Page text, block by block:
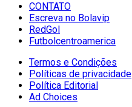
CONTATO
Escreva no Bolavip
RedGol
Futbolcentroamerica
Termos e Condições
Políticas de privacidade
Política Editorial
Ad Choices